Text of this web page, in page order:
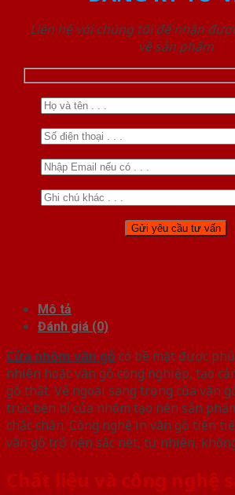
Liên hệ với chúng tôi để nhận
về sản phẩm
Mô tả
Đánh giá (0)
Cửa nhôm vân gỗcó bề mặt được
nhiên hoặc vân gỗ công nghiệp, tạo
gỗ thật. Vẻ ngoài sang trọng của vân
trúc bền bỉ của nhôm tạo nên sản
chắc chắn. Công nghệ in vân gỗ tiên
vân gỗ trở nên sắc nét, tự nhiên,
Chất liệu và công nghệ